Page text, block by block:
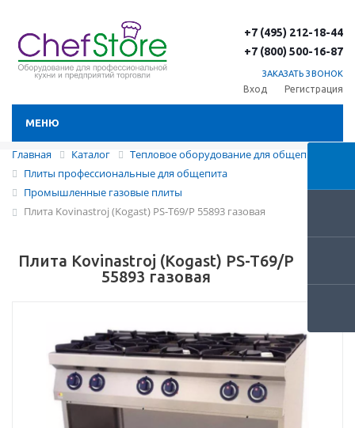
+7 (495) 212-18-44
+7 (800) 500-16-87
ЗАКАЗАТЬ ЗВОНОК
Вход Регистрация
МЕНЮ
Главная Каталог
Тепловое оборудование для общепита
Плиты профессиональные для общепита
Промышленные газовые плиты
Плита Kovinastroj (Kogast) PS-T69/P 55893 газовая
Плита Kovinastroj (Kogast) PS-T69/P
55893 газовая